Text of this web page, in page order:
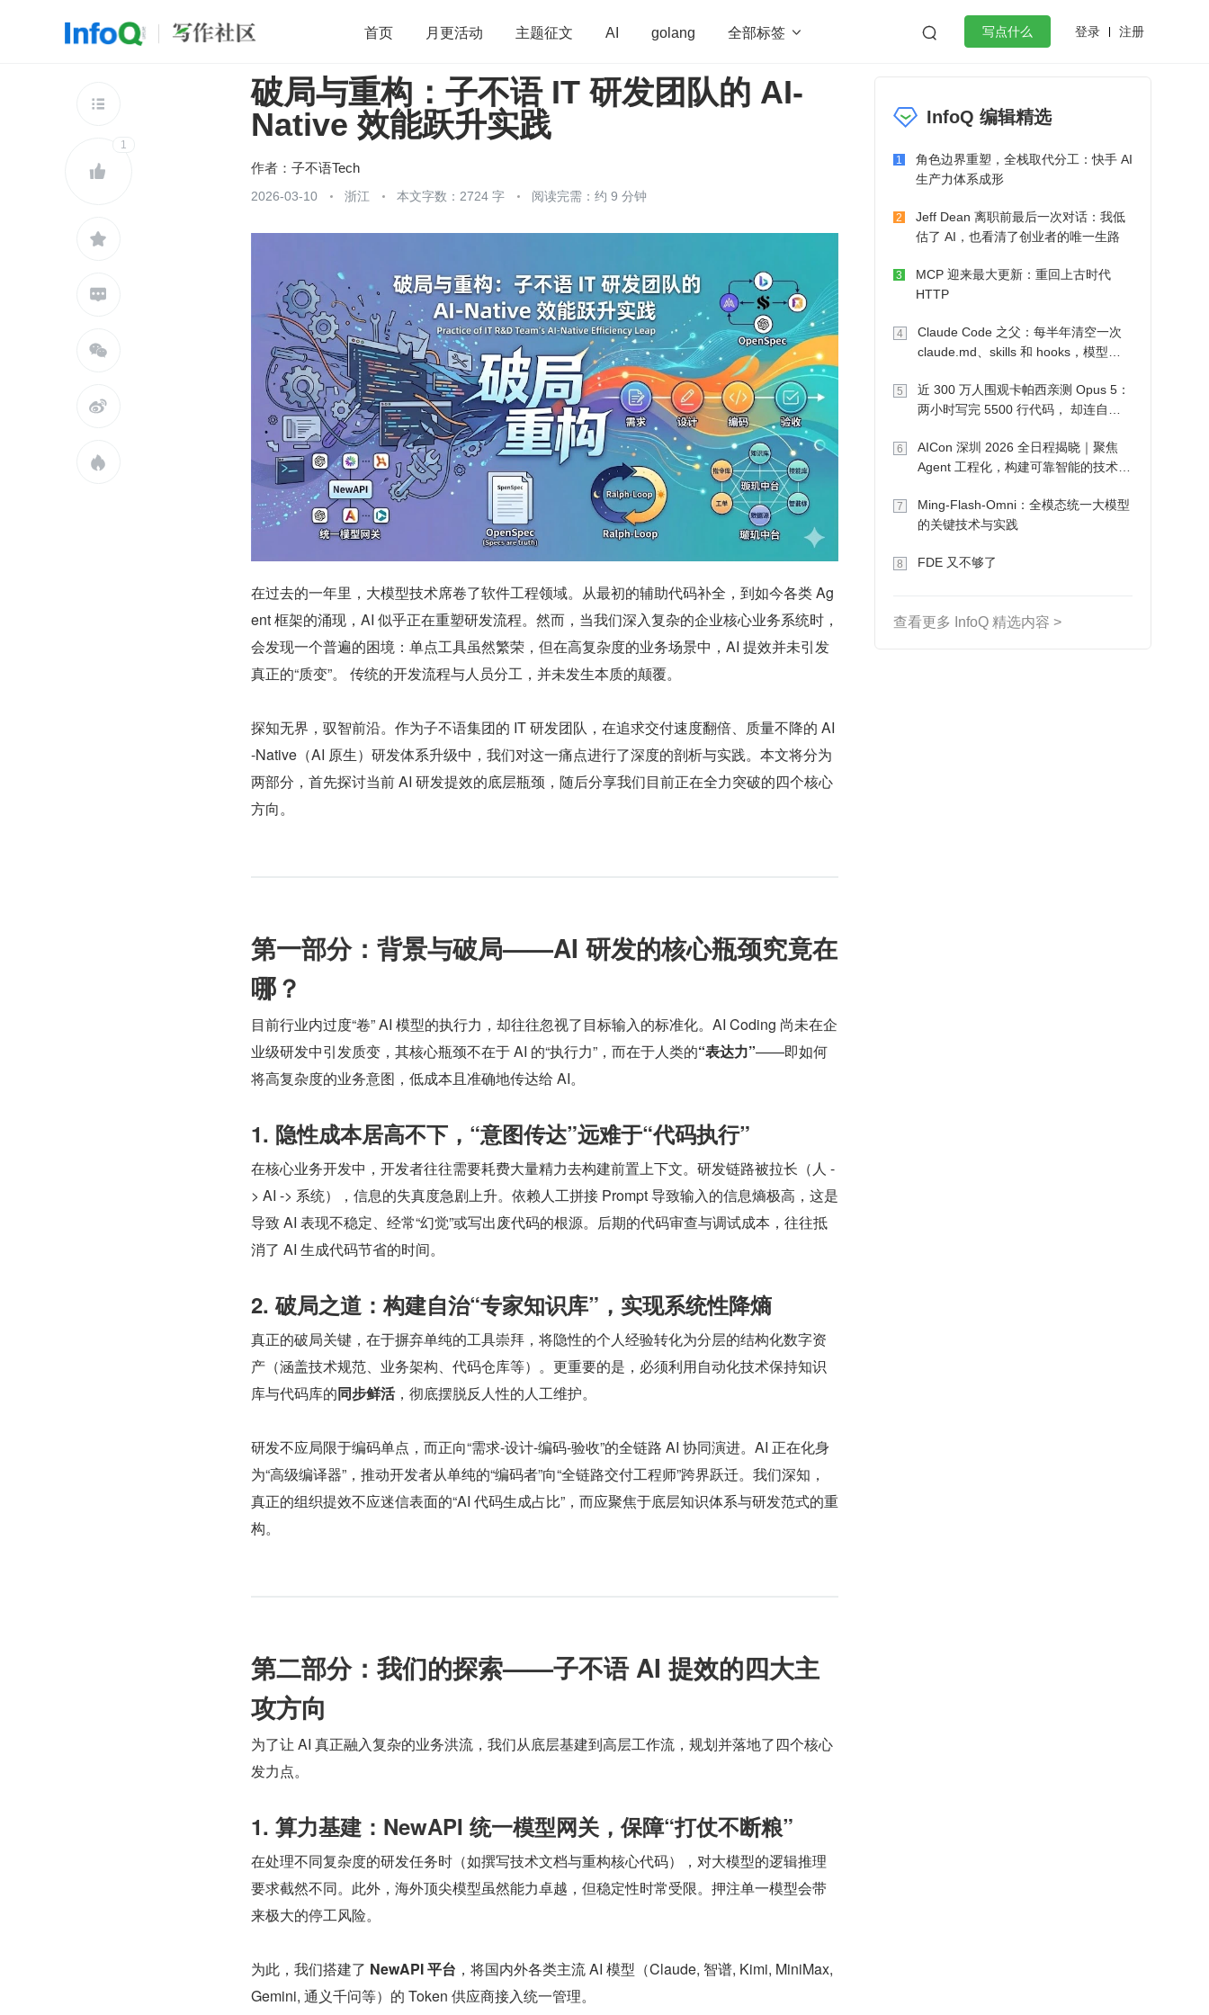
首页 月更活动 主题征文 AI golang 全部标签   写点什么 登录 注册
开源 架构 OpenHarmony 算法 学习方法 Web3.0
团队管理 程序员 运维 深度思考 微服务架构 flutter
查看更多


1





破局与重构：子不语 IT 研发团队的 AI-
Native 效能跃升实践
作者： 子不语Tech
2026-03-10 浙江 本文字数：2724 字 阅读完需：约 9 分钟
在过去的一年里，大模型技术席卷了软件工程领域。从最初的辅助代码补全，到如今各类 Ag
ent 框架的涌现，AI 似乎正在重塑研发流程。然而，当我们深入复杂的企业核心业务系统时，
会发现一个普遍的困境：单点工具虽然繁荣，但在高复杂度的业务场景中，AI 提效并未引发
真正的“质变”。 传统的开发流程与人员分工，并未发生本质的颠覆。
探知无界，驭智前沿。作为子不语集团的 IT 研发团队，在追求交付速度翻倍、质量不降的 AI
-Native（AI 原生）研发体系升级中，我们对这一痛点进行了深度的剖析与实践。本文将分为
两部分，首先探讨当前 AI 研发提效的底层瓶颈，随后分享我们目前正在全力突破的四个核心
方向。
第一部分：背景与破局——AI 研发的核心瓶颈究竟在
哪？
目前行业内过度“卷” AI 模型的执行力，却往往忽视了目标输入的标准化。AI Coding 尚未在企
业级研发中引发质变，其核心瓶颈不在于 AI 的“执行力”，而在于人类的“表达力”——即如何
将高复杂度的业务意图，低成本且准确地传达给 AI。
1. 隐性成本居高不下，“意图传达”远难于“代码执行”
在核心业务开发中，开发者往往需要耗费大量精力去构建前置上下文。研发链路被拉长（人 -
> AI -> 系统），信息的失真度急剧上升。依赖人工拼接 Prompt 导致输入的信息熵极高，这是
导致 AI 表现不稳定、经常“幻觉”或写出废代码的根源。后期的代码审查与调试成本，往往抵
消了 AI 生成代码节省的时间。
2. 破局之道：构建自治“专家知识库”，实现系统性降熵
真正的破局关键，在于摒弃单纯的工具崇拜，将隐性的个人经验转化为分层的结构化数字资
产（涵盖技术规范、业务架构、代码仓库等）。更重要的是，必须利用自动化技术保持知识
库与代码库的同步鲜活，彻底摆脱反人性的人工维护。
研发不应局限于编码单点，而正向“需求-设计-编码-验收”的全链路 AI 协同演进。AI 正在化身
为“高级编译器”，推动开发者从单纯的“编码者”向“全链路交付工程师”跨界跃迁。我们深知，
真正的组织提效不应迷信表面的“AI 代码生成占比”，而应聚焦于底层知识体系与研发范式的重
构。
第二部分：我们的探索——子不语 AI 提效的四大主
攻方向
为了让 AI 真正融入复杂的业务洪流，我们从底层基建到高层工作流，规划并落地了四个核心
发力点。
1. 算力基建：NewAPI 统一模型网关，保障“打仗不断粮”
在处理不同复杂度的研发任务时（如撰写技术文档与重构核心代码），对大模型的逻辑推理
要求截然不同。此外，海外顶尖模型虽然能力卓越，但稳定性时常受限。押注单一模型会带
来极大的停工风险。
为此，我们搭建了 NewAPI 平台 ，将国内外各类主流 AI 模型（Claude, 智谱, Kimi, MiniMax,
Gemini, 通义千问等）的 Token 供应商接入统一管理。
InfoQ 编辑精选
1
角色边界重塑，全栈取代分工：快手 AI
生产力体系成形
2
Jeff Dean 离职前最后一次对话：我低
估了 AI，也看清了创业者的唯一生路
3
MCP 迎来最大更新：重回上古时代
HTTP
4
Claude Code 之父：每半年清空一次
claude.md、skills 和 hooks，模型自
5
近 300 万人围观卡帕西亲测 Opus 5：
两小时写完 5500 行代码， 却连自己
6
AICon 深圳 2026 全日程揭晓｜聚焦
Agent 工程化，构建可靠智能的技术路
7
Ming-Flash-Omni：全模态统一大模型
的关键技术与实践
8 FDE 又不够了
查看更多 InfoQ 精选内容 >